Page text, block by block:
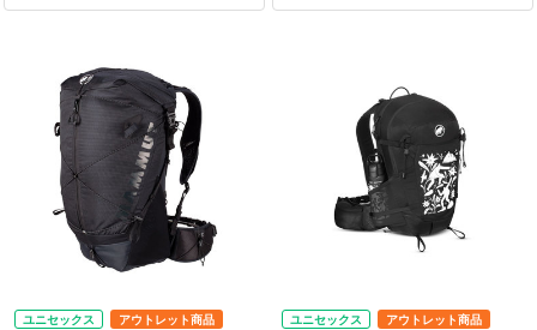
ユニセックス
アウトレット商品
ユニセックス
アウトレット商品